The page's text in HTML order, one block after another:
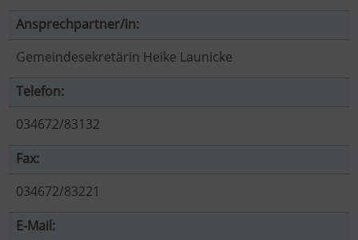
Ansprechpartner/in:
Gemeindesekretärin Heike Launicke
Telefon:
034672/83132
Fax:
034672/83221
E-Mail: